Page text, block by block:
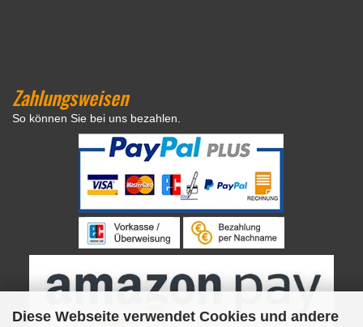
Diese Webseite verwendet Cookies und andere
Zahlungsweisen
So können Sie bei uns bezahlen.